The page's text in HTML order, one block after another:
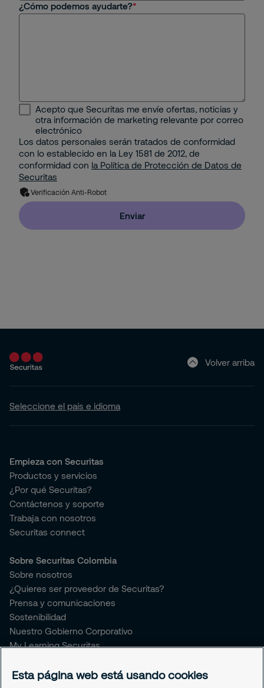
Centros Comerciales y Retail
Minería e Hidrocarburos
Portuario
Property
Residencial
Seguridad Mobile
Seguridad Electrónica
Gestión Corporativa del Riesgo
Solución de Seguridad: Integración de 2 o más
Servicios con Tecnología
¿Cómo podemos ayudarte?
Acepto que Securitas me envíe ofertas, noticias y
otra información de marketing relevante por correo
electrónico
Los datos personales serán tratados de conformidad
con lo establecido en la Ley 1581 de 2012, de
conformidad con la Política de Protección de Datos de
Securitas
Verificación Anti-Robot
Enviar
Volver arriba
Seleccione el país e idioma
Empieza con Securitas
Productos y servicios
¿Por qué Securitas?
Contáctenos y soporte
Trabaja con nosotros
Securitas connect
Sobre Securitas Colombia
Sobre nosotros
¿Quieres ser proveedor de Securitas?
Prensa y comunicaciones
Sostenibilidad
Nuestro Gobierno Corporativo
My Learning Securitas
Soporte empleado
Esta página web está usando cookies